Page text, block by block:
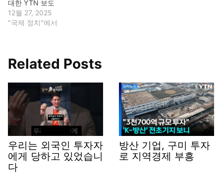
대한 YTN 보도
12월 27, 2025
"국제 정치"에서
Related Posts
우리는 외국인 투자자
에게 당하고 있었습니
다
방산 기업, 구미 투자
로 지역경제 부흥